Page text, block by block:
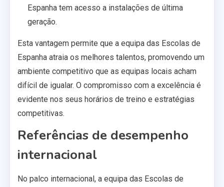
Espanha tem acesso a instalações de última
geração.
Esta vantagem permite que a equipa das Escolas de
Espanha atraia os melhores talentos, promovendo um
ambiente competitivo que as equipas locais acham
difícil de igualar. O compromisso com a excelência é
evidente nos seus horários de treino e estratégias
competitivas.
Referências de desempenho
internacional
No palco internacional, a equipa das Escolas de